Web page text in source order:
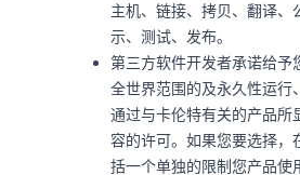
主机、链接、拷贝、翻译、
示、测试、发布。
第三方软件开发者承诺给予
全世界范围的及永久性运行
通过与卡伦特有关的产品所
容的许可。如果您要选择，
括一个单独的限制您产品使